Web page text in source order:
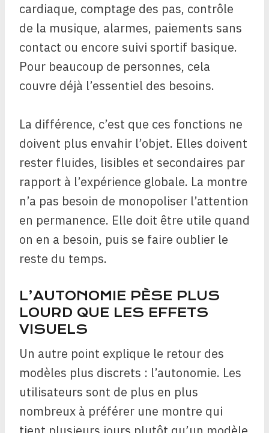
cardiaque, comptage des pas, contrôle
de la musique, alarmes, paiements sans
contact ou encore suivi sportif basique.
Pour beaucoup de personnes, cela
couvre déjà l’essentiel des besoins.
La différence, c’est que ces fonctions ne
doivent plus envahir l’objet. Elles doivent
rester fluides, lisibles et secondaires par
rapport à l’expérience globale. La montre
n’a pas besoin de monopoliser l’attention
en permanence. Elle doit être utile quand
on en a besoin, puis se faire oublier le
reste du temps.
L’AUTONOMIE PÈSE PLUS
LOURD QUE LES EFFETS
VISUELS
Un autre point explique le retour des
modèles plus discrets : l’autonomie. Les
utilisateurs sont de plus en plus
nombreux à préférer une montre qui